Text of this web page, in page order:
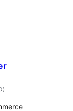
টা
মুঠ)